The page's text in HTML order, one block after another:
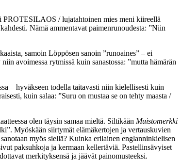
PROTESILAOS / lujatahtoinen mies meni kiireellä
Nämä ammentavat paimenrunoudesta: ”Niin
samoin Löppösen sanoin ”runoaines” – ei
avoimessa rytmissä kuin sanastossa: ”mutta hämärän
– hyväkseen todella taitavasti niin kielellisesti kuin
kuin salaa: ”Suru on mustaa se on tehty maasta /
olen täysin samaa mieltä. Siltikään Muistomerkki
Myöskään siirtymät elämäkertojen ja vertauskuvien
myös siellä? Kuinka erilainen englanninkielisen
paksuhkoja ja kermaan kellertäviä. Pastellinsävyiset
merkityksensä ja jäävät painomusteeksi.